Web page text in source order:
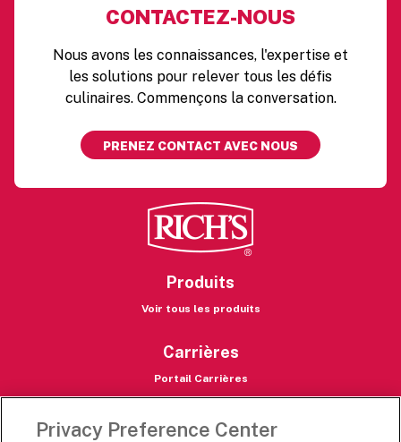
CONTACTEZ-NOUS
Nous avons les connaissances, l'expertise et
les solutions pour relever tous les défis
culinaires. Commençons la conversation.
PRENEZ CONTACT AVEC NOUS
Produits
Voir tous les produits
Carrières
Portail Carrières
Les destinations de Rich
Privacy Preference Center